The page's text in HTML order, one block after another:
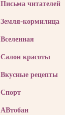
Письма читателей
Земля-кормилица
Вселенная
Салон красоты
Вкусные рецепты
Спорт
АВтобан